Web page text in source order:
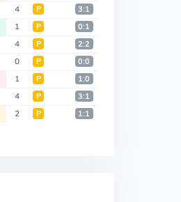
4 Р 3:1
1 Р 0:1
4 Р 2:2
0 Р 0:0
1 Р 1:0
4 Р 3:1
2 Р 1:1